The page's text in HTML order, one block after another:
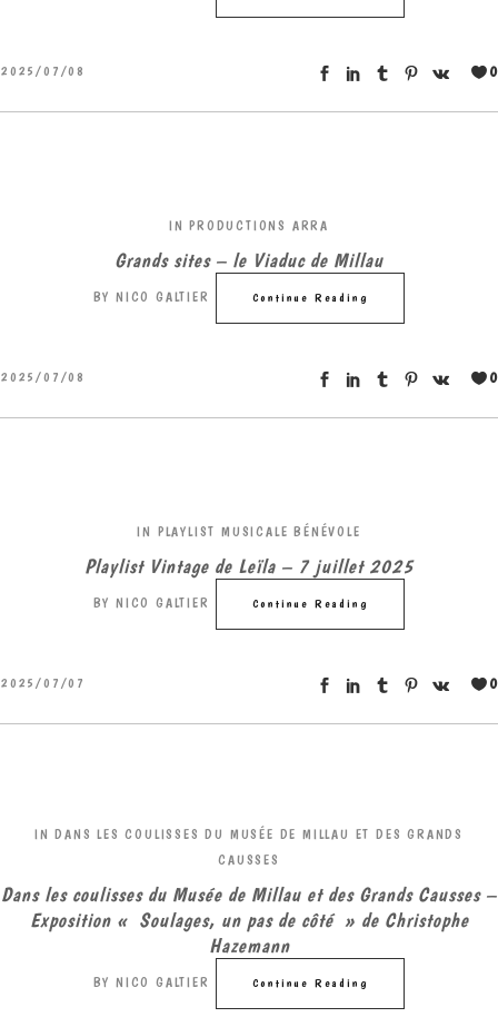
2025/07/08 0
IN PRODUCTIONS ARRA
Grands sites – le Viaduc de Millau
BY NICO GALTIER Continue Reading
2025/07/08 0
IN PLAYLIST MUSICALE BÉNÉVOLE
Playlist Vintage de Leïla – 7 juillet 2025
BY NICO GALTIER Continue Reading
2025/07/07 0
IN
DANS LES COULISSES DU MUSÉE DE MILLAU ET DES GRANDS
CAUSSES
Dans les coulisses du Musée de Millau et des Grands Causses –
Exposition « Soulages, un pas de côté » de Christophe
Hazemann
BY NICO GALTIER Continue Reading